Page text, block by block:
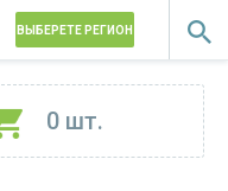
ВЫБЕРЕТЕ РЕГИОН
0 шт.